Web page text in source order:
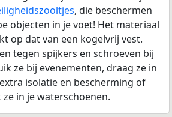
, die beschermen
objecten in je voet! Het materiaal
op dat van een kogelvrij vest.
tegen spijkers en schroeven bij
ze bij evenementen, draag ze in
isolatie en bescherming of
in je waterschoenen.